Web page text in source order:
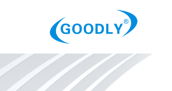
ОТРАСЛИ
Категория